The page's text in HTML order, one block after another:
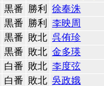
黒番 勝利 徐奉洙
黒番 勝利 李映周
黒番 敗北 呉侑珍
黒番 敗北 金多瑛
白番 敗北 李度弦
白番 敗北 吳政娥